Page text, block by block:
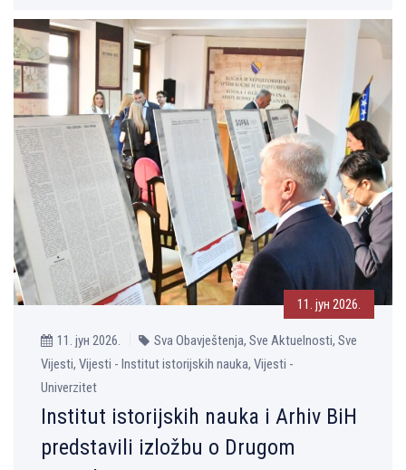
11. јун 2026.
11. јун 2026.
Sva Obavještenja, Sve Aktuelnosti, Sve
Vijesti, Vijesti - Institut istorijskih nauka, Vijesti -
Univerzitet
Institut istorijskih nauka i Arhiv BiH
predstavili izložbu o Drugom